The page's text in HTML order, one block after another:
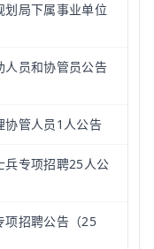
局下属事业单位
人员和协管员公告
协管人员1人公告
兵专项招聘25人公
项招聘公告（25